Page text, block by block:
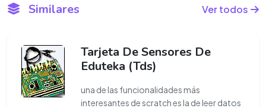
Similares Ver todos
Tarjeta De Sensores De
Eduteka (Tds)
una de las funcionalidades más
interesantes de scratch es la de leer datos